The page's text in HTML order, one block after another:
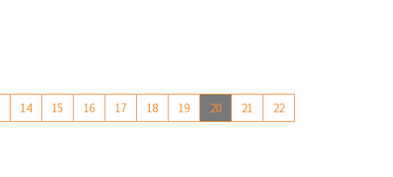
14 15 16 17 18 19 20 21
22